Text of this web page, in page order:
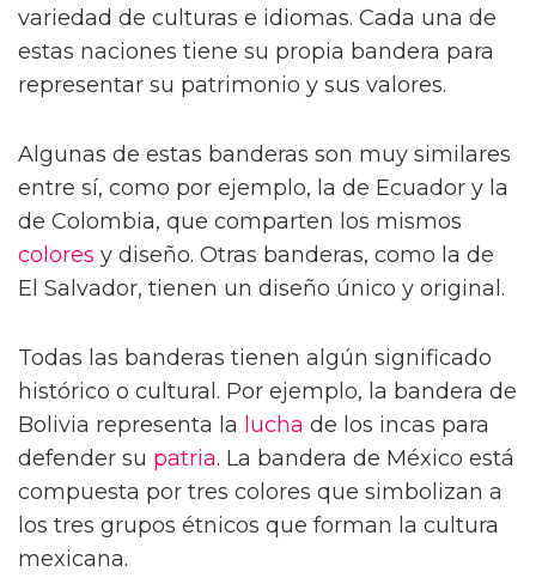
variedad de culturas e idiomas. Cada una de
estas naciones tiene su propia bandera para
representar su patrimonio y sus valores.
Algunas de estas banderas son muy similares
entre sí, como por ejemplo, la de Ecuador y la
de Colombia, que comparten los mismos
colores y diseño. Otras banderas, como la de
El Salvador, tienen un diseño único y original.
Todas las banderas tienen algún significado
histórico o cultural. Por ejemplo, la bandera de
Bolivia representa la lucha de los incas para
defender su patria. La bandera de México está
compuesta por tres colores que simbolizan a
los tres grupos étnicos que forman la cultura
mexicana.